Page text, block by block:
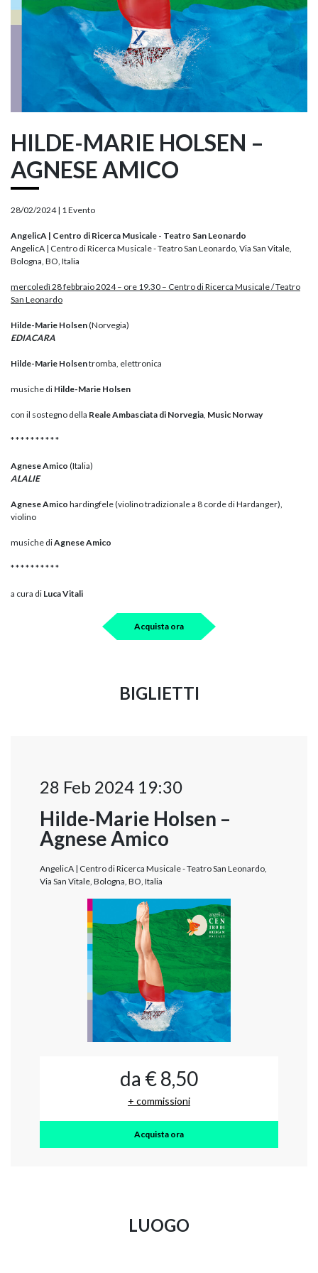
HILDE-MARIE HOLSEN –
AGNESE AMICO
28/02/2024 | 1 Evento
AngelicA | Centro di Ricerca Musicale - Teatro San Leonardo
AngelicA | Centro di Ricerca Musicale - Teatro San Leonardo, Via San Vitale,
Bologna, BO, Italia
mercoledì 28 febbraio 2024– ore 19.30 – Centro di Ricerca Musicale / Teatro
San Leonardo
Hilde-Marie Holsen(Norvegia)
EDIACARA
Hilde-Marie Holsentromba, elettronica
musiche di Hilde-Marie Holsen
con il sostegno della Reale Ambasciata di Norvegia, Music Norway
* * * * * * * * * *
Agnese Amico (Italia)
ALALIE
Agnese Amico hardingfele (violino tradizionale a 8 corde di Hardanger),
violino
musiche diAgnese Amico
* * * * * * * * * *
a cura di Luca Vitali
Acquista ora
BIGLIETTI
28 Feb 2024 19:30
Hilde-Marie Holsen –
Agnese Amico
AngelicA | Centro di Ricerca Musicale - Teatro San Leonardo,
Via San Vitale, Bologna, BO, Italia
da € 8,50
+ commissioni
Acquista ora
LUOGO